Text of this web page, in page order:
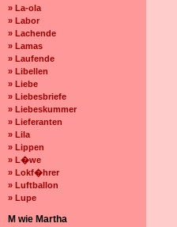
» La-ola
» Labor
» Lachende
» Lamas
» Laufende
» Libellen
» Liebe
» Liebesbriefe
» Liebeskummer
» Lieferanten
» Lila
» Lippen
» L�we
» Lokf�hrer
» Luftballon
» Lupe
M wie Martha